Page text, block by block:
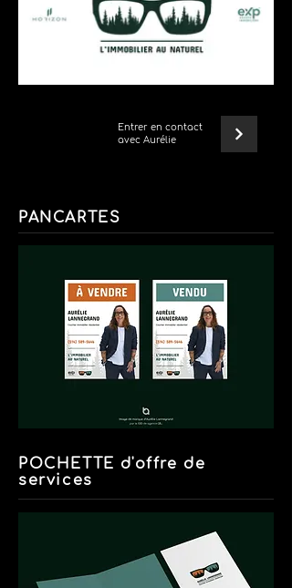
Entrer en contact
avec Aurélie
PANCARTES
POCHETTE d'offre de
services